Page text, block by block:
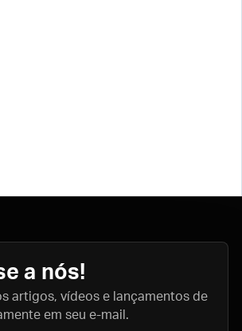
a nós!
artigos, vídeos e lançamentos de
em seu e-mail.